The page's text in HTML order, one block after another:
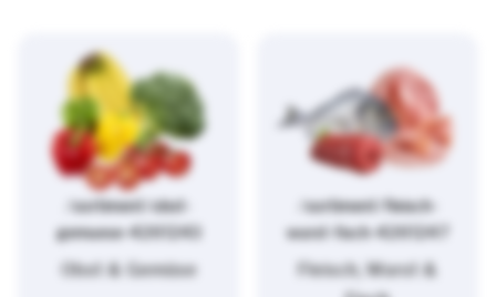
/sortiment/obst-
gemuese-4261243
Obst & Gemüse
/sortiment/fleisch-
wurst-fisch-4261247
Fleisch, Wurst &